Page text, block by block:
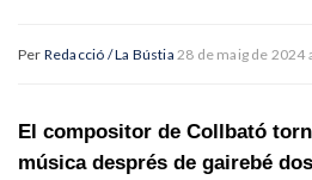
Per Redacció / La Bústia 28 de maig de 2024
El compositor de Collbató
música després de gairebé